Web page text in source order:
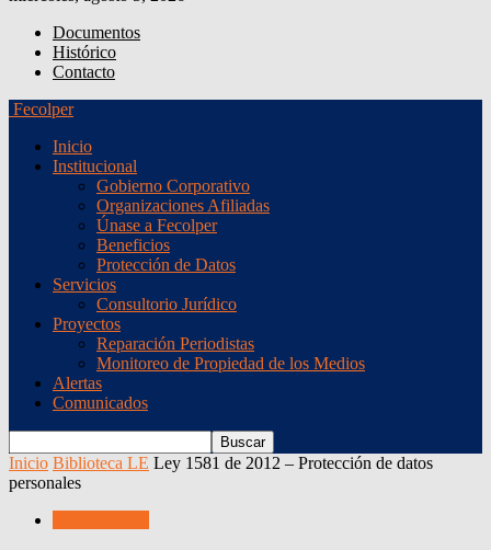
Documentos
Histórico
Contacto
Fecolper
Inicio
Institucional
Gobierno Corporativo
Organizaciones Afiliadas
Únase a Fecolper
Beneficios
Protección de Datos
Servicios
Consultorio Jurídico
Proyectos
Reparación Periodistas
Monitoreo de Propiedad de los Medios
Alertas
Comunicados
Inicio Biblioteca LE Ley 1581 de 2012 – Protección de datos
personales